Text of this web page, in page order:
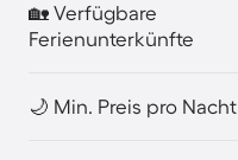
🏡 Verfügbare
Ferienunterkünfte
🌙 Min. Preis pro Nacht